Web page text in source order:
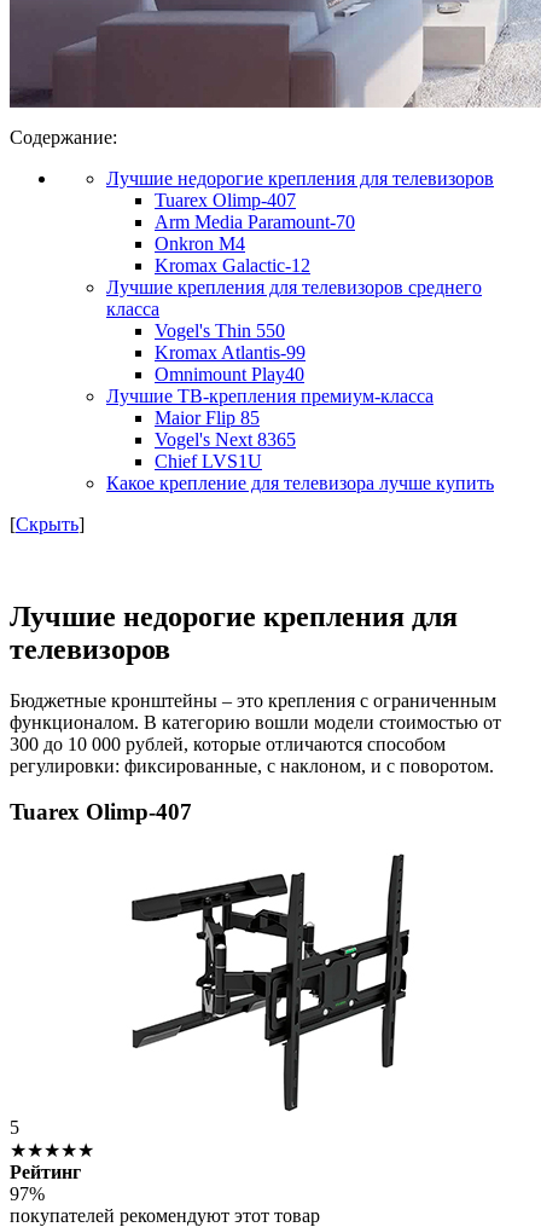
Содержание:
Лучшие недорогие крепления для телевизоров
Tuarex Olimp-407
Arm Media Paramount-70
Onkron M4
Kromax Galactic-12
Лучшие крепления для телевизоров среднего
класса
Vogel's Thin 550
Kromax Atlantis-99
Omnimount Play40
Лучшие ТВ-крепления премиум-класса
Maior Flip 85
Vogel's Next 8365
Chief LVS1U
Какое крепление для телевизора лучше купить
[Скрыть]
Лучшие недорогие крепления для
телевизоров
Бюджетные кронштейны – это крепления с ограниченным
функционалом. В категорию вошли модели стоимостью от
300 до 10 000 рублей, которые отличаются способом
регулировки: фиксированные, с наклоном, и с поворотом.
Tuarex Olimp-407
5
★★★★★
Рейтинг
97%
покупателей рекомендуют этот товар